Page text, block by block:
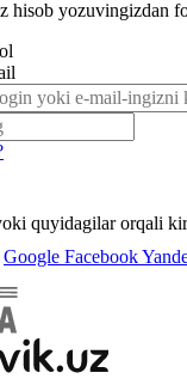
hisob yozuvingizdan
quyidagilar orqali
Google Facebook